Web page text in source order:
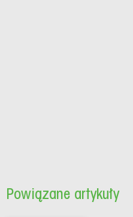
Powiązane artykuły